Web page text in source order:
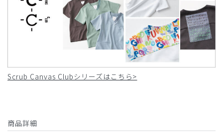
Scrub Canvas Clubシリーズはこちら>
商品詳細